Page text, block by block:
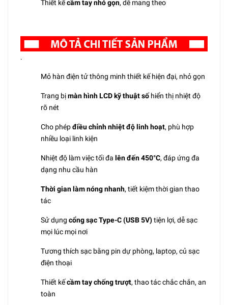
Thiết kếcầm tay nhỏ gọn, dễ mang theo
.
Mỏ hàn điện tử thông minh thiết kế hiện đại, nhỏ gọn
Trang bịmàn hình LCD kỹ thuật số hiển thị nhiệt độ
rõ nét
Cho phépđiều chỉnh nhiệt độ linh hoạt, phù hợp
nhiều loại linh kiện
Nhiệt độ làm việc tối đa lên đến 450°C, đáp ứng đa
dạng nhu cầu hàn
Thời gian làm nóng nhanh, tiết kiệm thời gian thao
tác
Sử dụng cổng sạc Type-C (USB 5V)tiện lợi, dễ sạc
mọi lúc mọi nơi
Tương thích sạc bằng pin dự phòng, laptop, củ sạc
điện thoại
Thiết kếcầm tay chống trượt, thao tác chắc chắn, an
toàn